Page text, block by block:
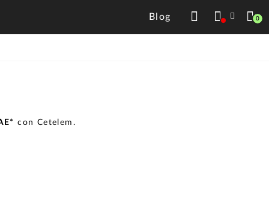
Blog 0
con Cetelem.